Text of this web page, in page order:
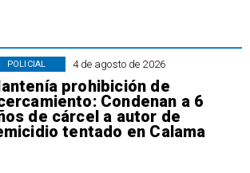
4 de agosto de 2026
prohibición de
Condenan a 6
de cárcel a autor de
tentado en Calama
POLICIAL